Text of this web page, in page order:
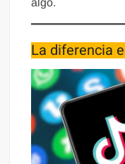
algo.
La diferencia